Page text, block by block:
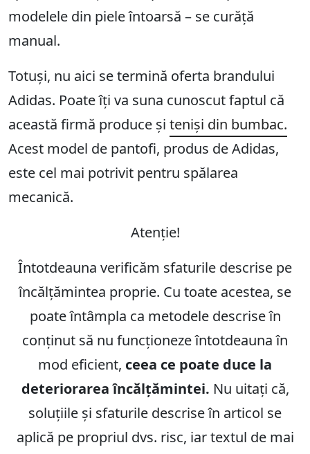
modelele din piele întoarsă – se curăță
manual.
Totuși, nu aici se termină oferta brandului
Adidas. Poate îți va suna cunoscut faptul că
această firmă produce și teniși din bumbac.
Acest model de pantofi, produs de Adidas,
este cel mai potrivit pentru spălarea
mecanică.
Atenție!
Întotdeauna verificăm sfaturile descrise pe
încălțămintea proprie. Cu toate acestea, se
poate întâmpla ca metodele descrise în
conținut să nu funcționeze întotdeauna în
mod eficient, ceea ce poate duce la
deteriorarea încălțămintei. Nu uitați că,
soluțiile și sfaturile descrise în articol se
aplică pe propriul dvs. risc, iar textul de mai